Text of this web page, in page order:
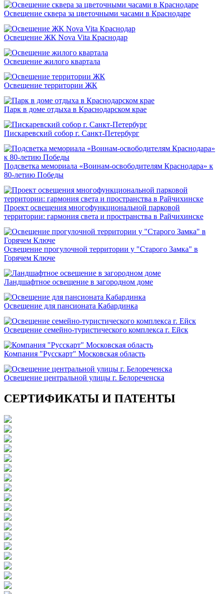
Освещение сквера за цветочными часами в Краснодаре
Освещение ЖК Nova Vita Краснодар
Освещение жилого квартала
Освещение территории ЖК
Парк в доме отдыха в Краснодарском крае
Пискаревский собор г. Санкт-Петербург
Подсветка мемориала «Воинам-освободителям Краснодара» к
80-летию Победы
Проект освещения многофункциональной парковой
территории: гармония света и пространства в Райчихинске
Освещение прогулочной территории у "Старого Замка" в
Горячем Ключе
Ландшафтное освещение в загородном доме
Освещение для пансионата Кабардинка
Освещение семейно-туристического комплекса г. Ейск
Компания "Русскарт" Московская область
Освещение центральной улицы г. Белореченска
СЕРТИФИКАТЫ И ПАТЕНТЫ